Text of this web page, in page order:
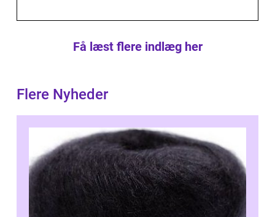
Få læst flere indlæg her
Flere Nyheder